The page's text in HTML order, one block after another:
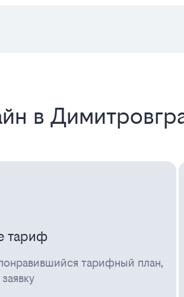
в
тариф
тарифный план,